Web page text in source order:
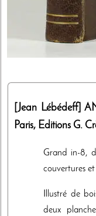
[Jean Lébédeff]
Paris, Editions G.
Grand in-8,
couvertures
Illustré de
deux